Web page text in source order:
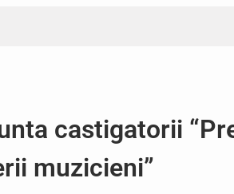
castigatorii
muzicieni”